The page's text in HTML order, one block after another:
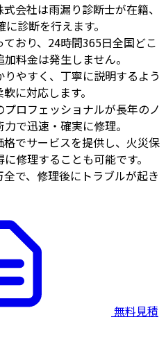
会社は雨漏り診断士が在籍、
診断を行えます。
おり、24時間365日全国どこ
料金は発生しません。
やすく、丁寧に説明するよう
に対応します。
ロフェッショナルが長年のノ
で迅速・確実に修理。
でサービスを提供し、火災保
修理することも可能です。
で、修理後にトラブルが起き
無料見積